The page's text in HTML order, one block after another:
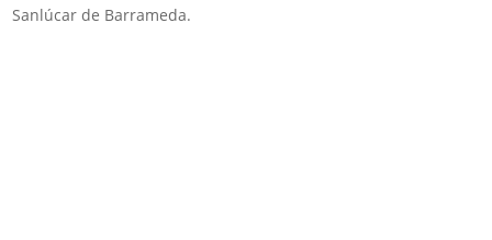
Sanlúcar de Barrameda.